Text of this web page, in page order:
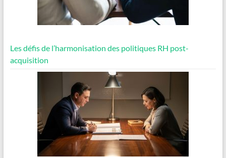
Les défis de l’harmonisation des politiques RH post-
acquisition